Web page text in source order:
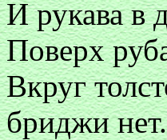
И рукава в
Поверх
Вкруг
бриджи нет.